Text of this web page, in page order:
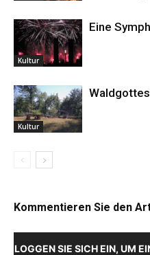
Kultur
Eine
Kultur
Kommentieren Sie den
LOGGEN SIE SICH EIN, UM